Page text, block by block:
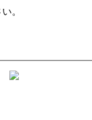
。